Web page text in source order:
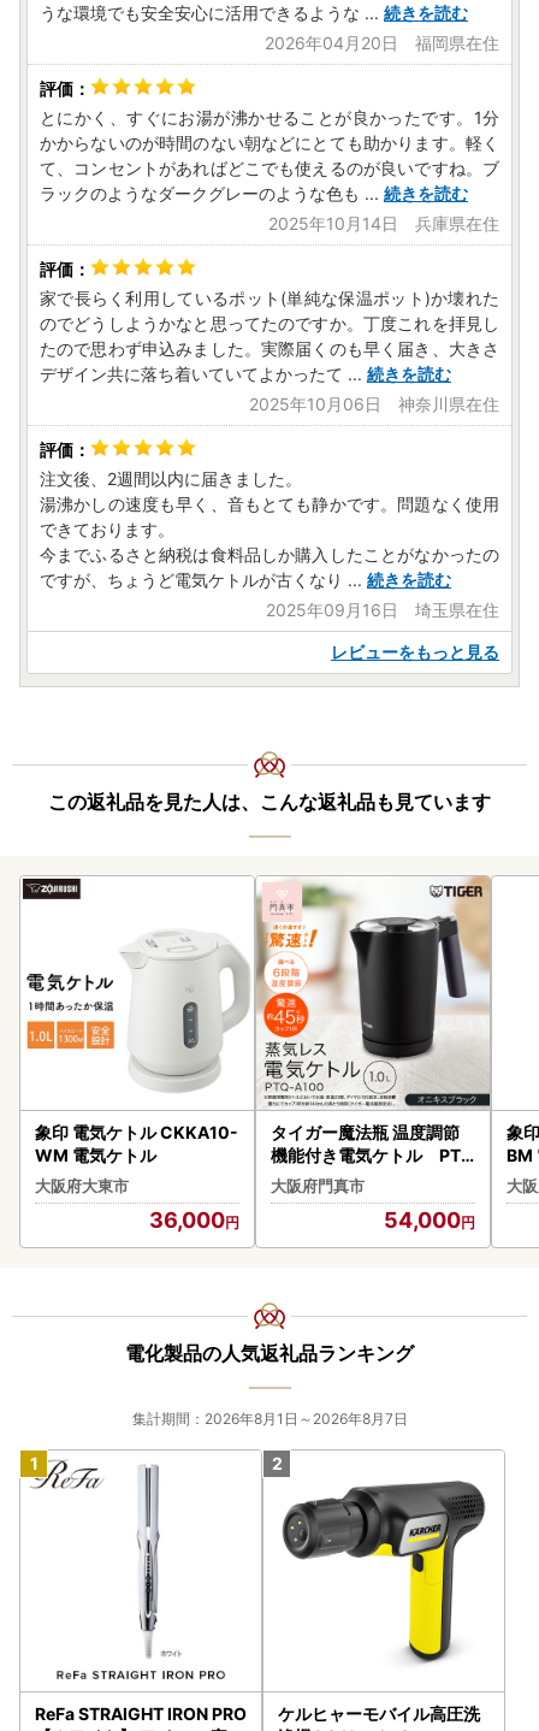
うな環境でも安全安心に活用できるような ... 続きを読む
2026年04月20日 福岡県在住
とにかく、すぐにお湯が沸かせることが良かったです。1分
かからないのが時間のない朝などにとても助かります。軽く
て、コンセントがあればどこでも使えるのが良いですね。ブ
ラックのようなダークグレーのような色も ... 続きを読む
2025年10月14日 兵庫県在住
家で長らく利用しているポット(単純な保温ポット)か壊れた
のでどうしようかなと思ってたのですか。丁度これを拝見し
たので思わず申込みました。実際届くのも早く届き、大きさ
デザイン共に落ち着いていてよかったて ... 続きを読む
2025年10月06日 神奈川県在住
注文後、2週間以内に届きました。
湯沸かしの速度も早く、音もとても静かです。問題なく使用
できております。
今までふるさと納税は食料品しか購入したことがなかったの
ですが、ちょうど電気ケトルが古くなり ... 続きを読む
2025年09月16日 埼玉県在住
レビューをもっと見る
この返礼品を見た人は、こんな返礼品も見ています
象印 電気ケトル CKKA10-
WM 電気ケトル
大阪府大東市
36,000
タイガー魔法瓶 温度調節
機能付き電気ケトル PTQ
-A100KO オニキスブラ
ック 【 電気ケトル ポット
電化製品 家電 】
大阪府門真市
54,000
象
BM
大
電化製品の人気返礼品ランキング
集計期間：2026年8月1日～2026年8月7日
ReFa STRAIGHT IRON PRO
ケルヒャーモバイル高圧洗